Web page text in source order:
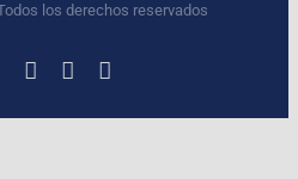
los derechos reservados
Facebook
X YouTube